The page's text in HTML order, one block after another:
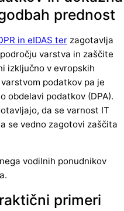
prednost
in eIDAS ter zagotavlja
varstva in zaščite
izključno v evropskih
podatkov pa je
obdelavi podatkov (DPA).
da se varnost IT
se vedno zagotovi zaščita
vodilnih ponudnikov
primeri